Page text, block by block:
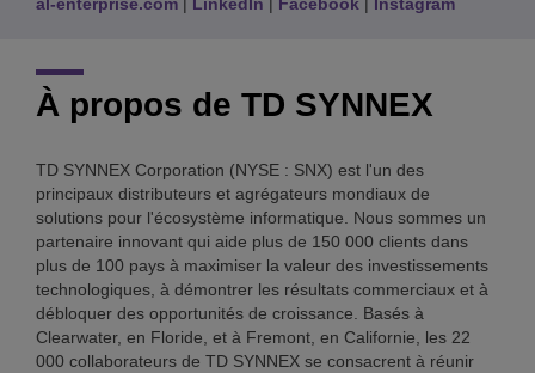
À propos de TD SYNNEX
TD SYNNEX Corporation (NYSE : SNX) est l'un des
principaux distributeurs et agrégateurs mondiaux de
solutions pour l'écosystème informatique. Nous sommes un
partenaire innovant qui aide plus de 150 000 clients dans
plus de 100 pays à maximiser la valeur des investissements
technologiques, à démontrer les résultats commerciaux et à
débloquer des opportunités de croissance. Basés à
Clearwater, en Floride, et à Fremont, en Californie, les 22
000 collaborateurs de TD SYNNEX se consacrent à réunir